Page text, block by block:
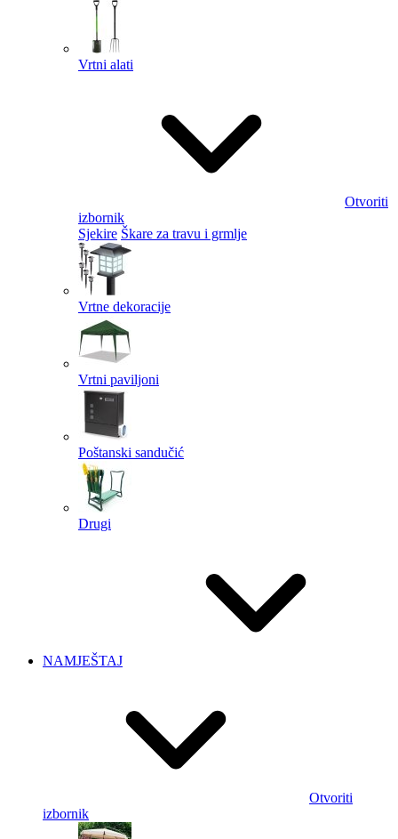
Vrtni alati
Otvoriti
izbornik
Sjekire Škare za travu i grmlje
Vrtne dekoracije
Vrtni paviljoni
Poštanski sandučić
Drugi
NAMJEŠTAJ
Otvoriti
izbornik